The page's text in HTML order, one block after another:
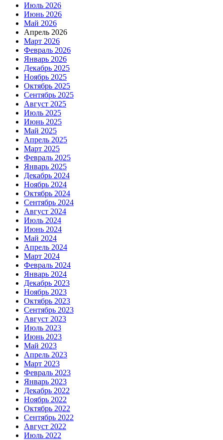
Июль 2026
Июнь 2026
Май 2026
Апрель 2026
Март 2026
Февраль 2026
Январь 2026
Декабрь 2025
Ноябрь 2025
Октябрь 2025
Сентябрь 2025
Август 2025
Июль 2025
Июнь 2025
Май 2025
Апрель 2025
Март 2025
Февраль 2025
Январь 2025
Декабрь 2024
Ноябрь 2024
Октябрь 2024
Сентябрь 2024
Август 2024
Июль 2024
Июнь 2024
Май 2024
Апрель 2024
Март 2024
Февраль 2024
Январь 2024
Декабрь 2023
Ноябрь 2023
Октябрь 2023
Сентябрь 2023
Август 2023
Июль 2023
Июнь 2023
Май 2023
Апрель 2023
Март 2023
Февраль 2023
Январь 2023
Декабрь 2022
Ноябрь 2022
Октябрь 2022
Сентябрь 2022
Август 2022
Июль 2022